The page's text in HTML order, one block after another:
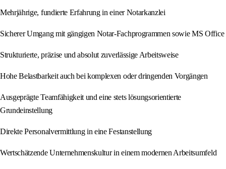
Mehrjährige, fundierte Erfahrung in einer Notarkanzlei
Sicherer Umgang mit gängigen Notar-Fachprogrammen sowie MS Office
Strukturierte, präzise und absolut zuverlässige Arbeitsweise
Hohe Belastbarkeit auch bei komplexen oder dringenden Vorgängen
Ausgeprägte Teamfähigkeit und eine stets lösungsorientierte
Grundeinstellung
Direkte Personalvermittlung in eine Festanstellung
Wertschätzende Unternehmenskultur in einem modernen Arbeitsumfeld